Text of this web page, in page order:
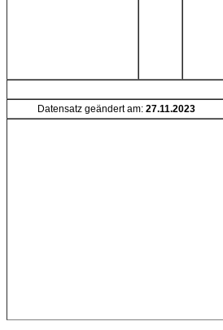
Datensatz geändert am: 27.11.2023